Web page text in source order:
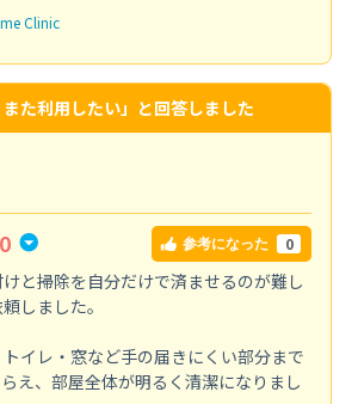
Clinic
また利用したい」と回答しました
参考になった 0
と掃除を自分だけで済ませるのが難し
しました。
イレ・窓など手の届きにくい部分まで
え、部屋全体が明るく清潔になりまし